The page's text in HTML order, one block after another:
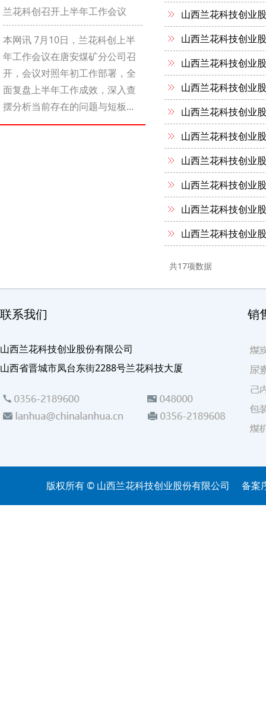
兰花科创召开上半年工作会议
本网讯 7月10日，兰花科创上半
年工作会议在唐安煤矿分公司召
开，会议对照年初工作部署，全
面复盘上半年工作成效，深入查
摆分析当前存在的问题与短板...
山西兰花科技创业
山西兰花科技创业
山西兰花科技创业
山西兰花科技创业
山西兰花科技创业
山西兰花科技创业
山西兰花科技创业
山西兰花科技创业
山西兰花科技创业
山西兰花科技创业
共17项数据
联系我们
山西兰花科技创业股份有限公司
山西省晋城市凤台东街2288号兰花科技大厦
销
版权所有 © 山西兰花科技创业股份有限公司 备案